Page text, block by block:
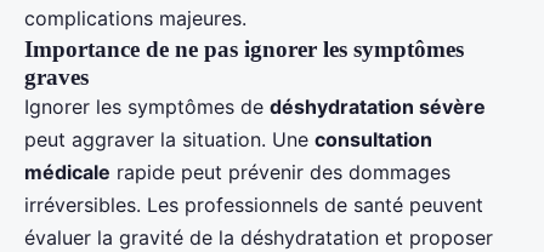
complications majeures.
Importance de ne pas ignorer les symptômes
graves
Ignorer les symptômes de déshydratation sévère
peut aggraver la situation. Une consultation
médicale rapide peut prévenir des dommages
irréversibles. Les professionnels de santé peuvent
évaluer la gravité de la déshydratation et proposer